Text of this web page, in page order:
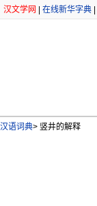
汉文学网 在线新华字典
汉语词典> 竖井的解释